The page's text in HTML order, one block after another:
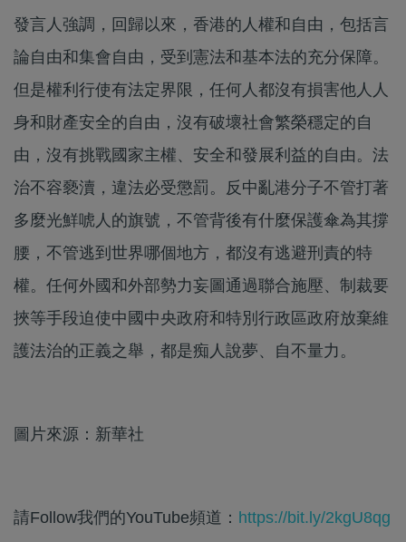
發言人強調，回歸以來，香港的人權和自由，包括言
論自由和集會自由，受到憲法和基本法的充分保障。
但是權利行使有法定界限，任何人都沒有損害他人人
身和財產安全的自由，沒有破壞社會繁榮穩定的自
由，沒有挑戰國家主權、安全和發展利益的自由。法
治不容褻瀆，違法必受懲罰。反中亂港分子不管打著
多麼光鮮唬人的旗號，不管背後有什麼保護傘為其撐
腰，不管逃到世界哪個地方，都沒有逃避刑責的特
權。任何外國和外部勢力妄圖通過聯合施壓、制裁要
挾等手段迫使中國中央政府和特別行政區政府放棄維
護法治的正義之舉，都是痴人說夢、自不量力。
圖片來源：新華社
請Follow我們的YouTube頻道： https://bit.ly/2kgU8qg